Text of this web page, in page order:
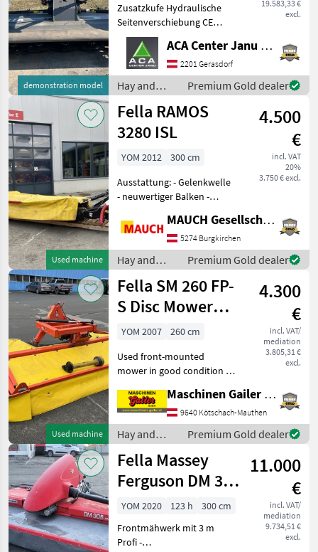
demonstration model
19.583,33 €
excl.
Zusatzkufe Hydraulische
Seitenverschiebung CE
Ausstattungspaket
Standardgelenkwelle
montiert Hydraulisches
Komfortpaket Steinsc
ACA Center Janu GmbH
2201 Gerasdorf
Hay and
forage
equipment /
Fella
Premium Gold dealer
Used machine
Fella RAMOS
3280 ISL
4.500
€
incl. VAT
20%
3.750 € excl.
YOM 2012
300 cm
Ausstattung: - Gelenkwelle
- neuwertiger Balken -
Klappung - Abstellstütze -
Dreipunktanbau - Gewicht:
570 kg Das Gerät ist in Bu
MAUCH Gesellschaft m.b.H. & Co.KG
5274 Burgkirchen
Hay and
forage
equipment /
Fella
Premium Gold dealer
Used machine
Fella SM 260 FP-
S Disc Mower
with Side Shift
4.300
€
incl. VAT/
mediation
3.805,31 €
excl.
YOM 2007
260 cm
Used front-mounted
mower in good condition *
mowing discs, 2 mowing
drums * Light weight:
approx. 516 kg * Weiste
triangle mounting * Pen
Maschinen Gailer GmbH
9640 Kötschach-Mauthen
Hay and
forage
equipment /
Fella
Premium Gold dealer
Fella Massey
Ferguson DM 306
FP-KC , Ramos
310
11.000
€
incl. VAT/
mediation
9.734,51 €
excl.
YOM 2020 123 h
300 cm
Frontmähwerk mit 3 m
Profi -